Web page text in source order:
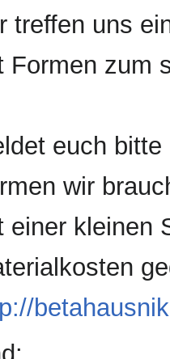
treffen uns
Formen zum
euch
wir
einer kleinen